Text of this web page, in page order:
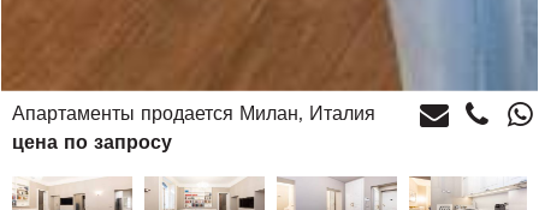
Апартаменты продается Милан, Италия
цена по запросу